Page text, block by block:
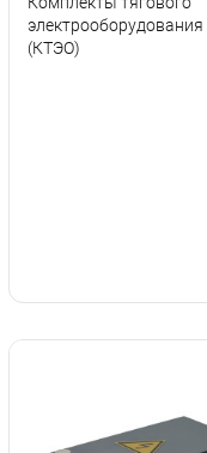
электрооборудования
(КТЭО)